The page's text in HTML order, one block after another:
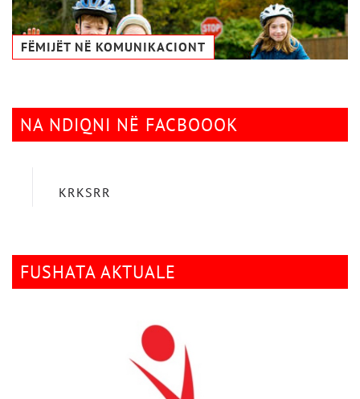
FËMIJËT NË KOMUNIKACIONТ
NA NDIQNI NË FACBOOOK
KRKSRR
FUSHATA AKTUALE